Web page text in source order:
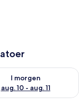
10
I morgen
aug. 10 - aug. 11
for i